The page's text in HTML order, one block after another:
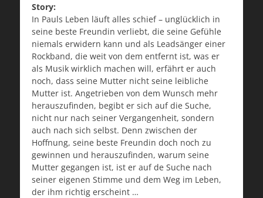
Story:
In Pauls Leben läuft alles schief – unglücklich in
seine beste Freundin verliebt, die seine Gefühle
niemals erwidern kann und als Leadsänger einer
Rockband, die weit von dem entfernt ist, was er
als Musik wirklich machen will, erfährt er auch
noch, dass seine Mutter nicht seine leibliche
Mutter ist. Angetrieben von dem Wunsch mehr
herauszufinden, begibt er sich auf die Suche,
nicht nur nach seiner Vergangenheit, sondern
auch nach sich selbst. Denn zwischen der
Hoffnung, seine beste Freundin doch noch zu
gewinnen und herauszufinden, warum seine
Mutter gegangen ist, ist er auf de Suche nach
seiner eigenen Stimme und dem Weg im Leben,
der ihm richtig erscheint …